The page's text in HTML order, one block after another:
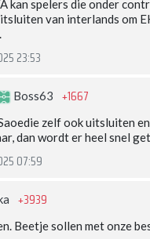
kan spelers die onder
van interlands om
23:53
Boss63 +1667
zelf ook uitsluiten
dan wordt er heel snel
07:59
+3939
Beetje sollen met onze